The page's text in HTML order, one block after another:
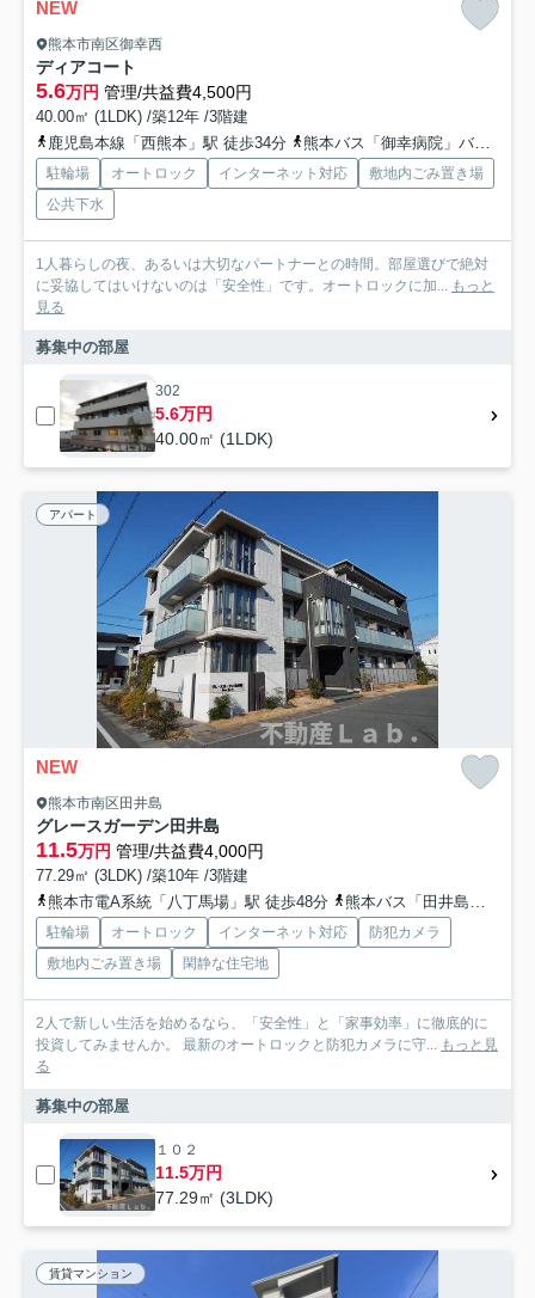
NEW
熊本市南区御幸西
ディアコート
5.6万円 管理/共益費4,500円
40.00㎡ (1LDK) /築12年 /3階建
鹿児島本線「西熊本」駅 徒歩34分
熊本バス「御幸病院」バス停下車 徒歩5分
駐輪場 オートロック インターネット対応
敷地内ごみ置き場
公共下水
1人暮らしの夜、あるいは大切なパートナーとの時間。部屋選びで絶対
に妥協してはいけないのは「安全性」です。オートロックに加... もっと
見る
募集中の部屋
302
5.6万円
40.00㎡ (1LDK)
アパート
NEW
熊本市南区田井島
グレースガーデン田井島
11.5万円 管理/共益費4,000円
77.29㎡ (3LDK) /築10年 /3階建
熊本市電A系統「八丁馬場」駅 徒歩48分
熊本バス「田井島〔浜線バイパス〕」バス停下車 徒歩6分
駐輪場 オートロック インターネット対応
防犯カメラ
敷地内ごみ置き場
閑静な住宅地
2人で新しい生活を始めるなら、「安全性」と「家事効率」に徹底的に
投資してみませんか。 最新のオートロックと防犯カメラに守... もっと見
る
募集中の部屋
１０２
11.5万円
77.29㎡ (3LDK)
賃貸マンション